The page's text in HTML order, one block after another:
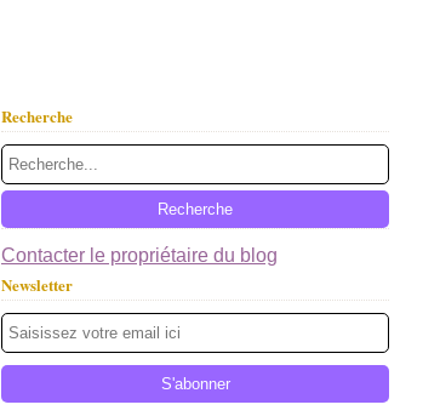
Recherche
Contacter le propriétaire du blog
Newsletter